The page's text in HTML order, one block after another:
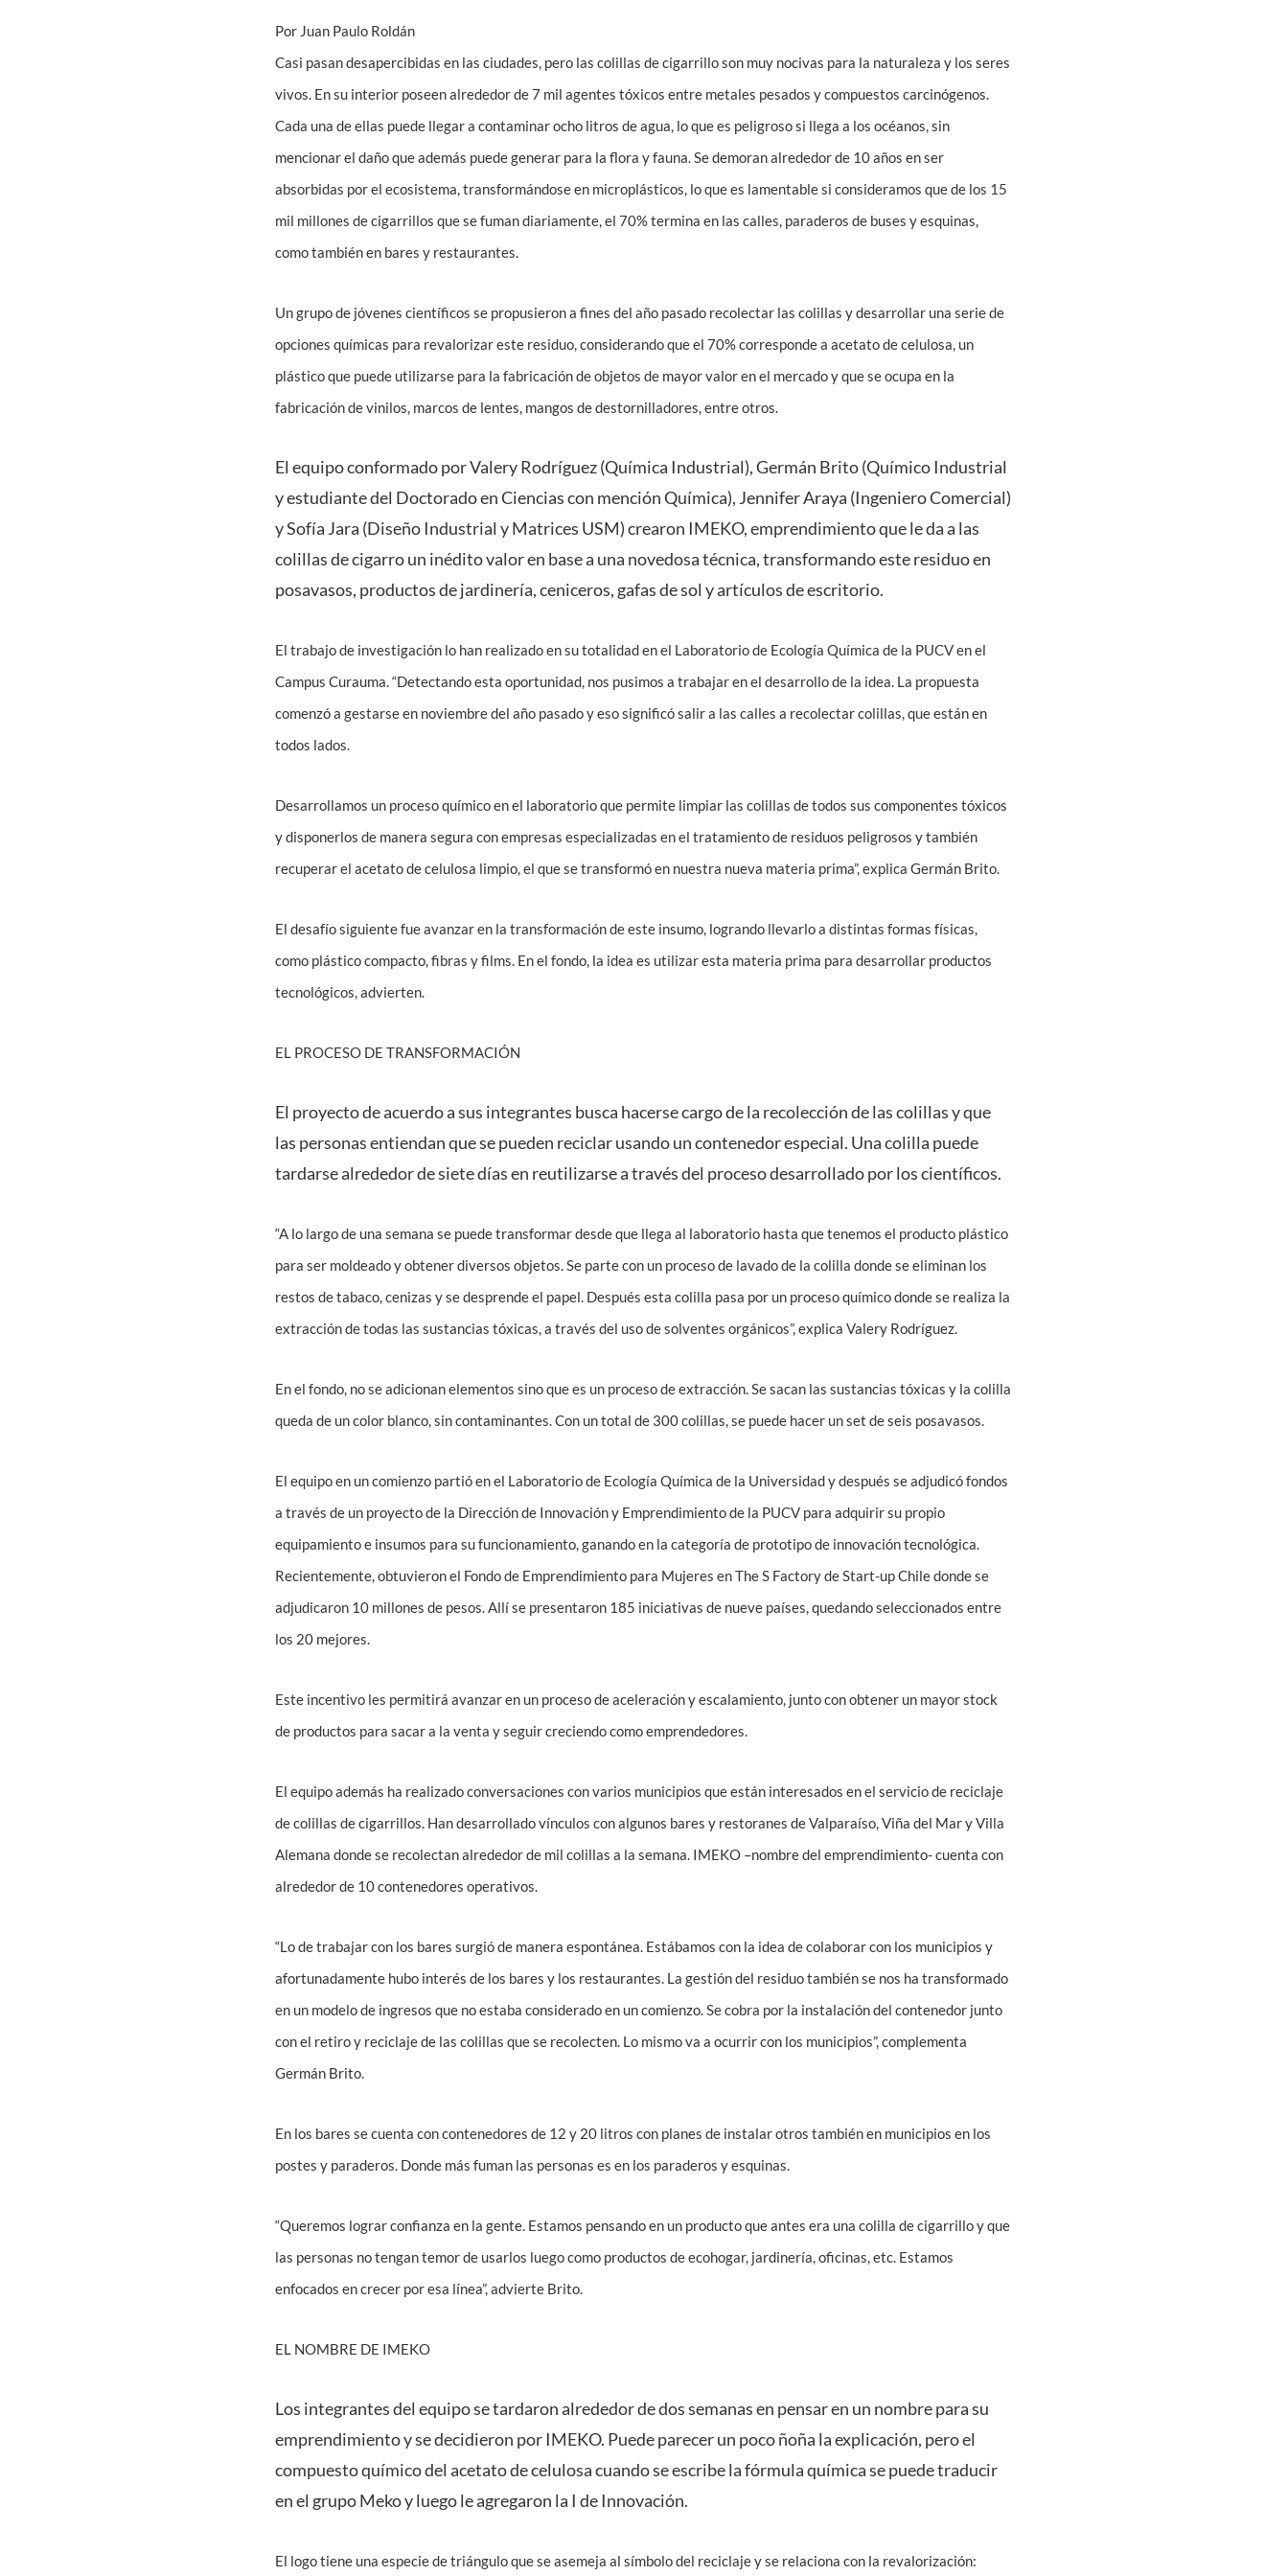
Por Juan Paulo Roldán
Casi pasan desapercibidas en las ciudades, pero las colillas de cigarrillo son muy nocivas para la naturaleza y los seres
vivos. En su interior poseen alrededor de 7 mil agentes tóxicos entre metales pesados y compuestos carcinógenos.
Cada una de ellas puede llegar a contaminar ocho litros de agua, lo que es peligroso si llega a los océanos, sin
mencionar el daño que además puede generar para la flora y fauna. Se demoran alrededor de 10 años en ser
absorbidas por el ecosistema, transformándose en microplásticos, lo que es lamentable si consideramos que de los 15
mil millones de cigarrillos que se fuman diariamente, el 70% termina en las calles, paraderos de buses y esquinas,
como también en bares y restaurantes.
Un grupo de jóvenes científicos se propusieron a fines del año pasado recolectar las colillas y desarrollar una serie de
opciones químicas para revalorizar este residuo, considerando que el 70% corresponde a acetato de celulosa, un
plástico que puede utilizarse para la fabricación de objetos de mayor valor en el mercado y que se ocupa en la
fabricación de vinilos, marcos de lentes, mangos de destornilladores, entre otros.
El equipo conformado por Valery Rodríguez (Química Industrial), Germán Brito (Químico Industrial
y estudiante del Doctorado en Ciencias con mención Química), Jennifer Araya (Ingeniero Comercial)
y Sofía Jara (Diseño Industrial y Matrices USM) crearon IMEKO, emprendimiento que le da a las
colillas de cigarro un inédito valor en base a una novedosa técnica, transformando este residuo en
posavasos, productos de jardinería, ceniceros, gafas de sol y artículos de escritorio.
El trabajo de investigación lo han realizado en su totalidad en el Laboratorio de Ecología Química de la PUCV en el
Campus Curauma. “Detectando esta oportunidad, nos pusimos a trabajar en el desarrollo de la idea. La propuesta
comenzó a gestarse en noviembre del año pasado y eso significó salir a las calles a recolectar colillas, que están en
todos lados.
Desarrollamos un proceso químico en el laboratorio que permite limpiar las colillas de todos sus componentes tóxicos
y disponerlos de manera segura con empresas especializadas en el tratamiento de residuos peligrosos y también
recuperar el acetato de celulosa limpio, el que se transformó en nuestra nueva materia prima”, explica Germán Brito.
El desafío siguiente fue avanzar en la transformación de este insumo, logrando llevarlo a distintas formas físicas,
como plástico compacto, fibras y films. En el fondo, la idea es utilizar esta materia prima para desarrollar productos
tecnológicos, advierten.
EL PROCESO DE TRANSFORMACIÓN
El proyecto de acuerdo a sus integrantes busca hacerse cargo de la recolección de las colillas y que
las personas entiendan que se pueden reciclar usando un contenedor especial. Una colilla puede
tardarse alrededor de siete días en reutilizarse a través del proceso desarrollado por los científicos.
“A lo largo de una semana se puede transformar desde que llega al laboratorio hasta que tenemos el producto plástico
para ser moldeado y obtener diversos objetos. Se parte con un proceso de lavado de la colilla donde se eliminan los
restos de tabaco, cenizas y se desprende el papel. Después esta colilla pasa por un proceso químico donde se realiza la
extracción de todas las sustancias tóxicas, a través del uso de solventes orgánicos”, explica Valery Rodríguez.
En el fondo, no se adicionan elementos sino que es un proceso de extracción. Se sacan las sustancias tóxicas y la colilla
queda de un color blanco, sin contaminantes. Con un total de 300 colillas, se puede hacer un set de seis posavasos.
El equipo en un comienzo partió en el Laboratorio de Ecología Química de la Universidad y después se adjudicó fondos
a través de un proyecto de la Dirección de Innovación y Emprendimiento de la PUCV para adquirir su propio
equipamiento e insumos para su funcionamiento, ganando en la categoría de prototipo de innovación tecnológica.
Recientemente, obtuvieron el Fondo de Emprendimiento para Mujeres en The S Factory de Start-up Chile donde se
adjudicaron 10 millones de pesos. Allí se presentaron 185 iniciativas de nueve países, quedando seleccionados entre
los 20 mejores.
Este incentivo les permitirá avanzar en un proceso de aceleración y escalamiento, junto con obtener un mayor stock
de productos para sacar a la venta y seguir creciendo como emprendedores.
El equipo además ha realizado conversaciones con varios municipios que están interesados en el servicio de reciclaje
de colillas de cigarrillos. Han desarrollado vínculos con algunos bares y restoranes de Valparaíso, Viña del Mar y Villa
Alemana donde se recolectan alrededor de mil colillas a la semana. IMEKO –nombre del emprendimiento- cuenta con
alrededor de 10 contenedores operativos.
“Lo de trabajar con los bares surgió de manera espontánea. Estábamos con la idea de colaborar con los municipios y
afortunadamente hubo interés de los bares y los restaurantes. La gestión del residuo también se nos ha transformado
en un modelo de ingresos que no estaba considerado en un comienzo. Se cobra por la instalación del contenedor junto
con el retiro y reciclaje de las colillas que se recolecten. Lo mismo va a ocurrir con los municipios”, complementa
Germán Brito.
En los bares se cuenta con contenedores de 12 y 20 litros con planes de instalar otros también en municipios en los
postes y paraderos. Donde más fuman las personas es en los paraderos y esquinas.
“Queremos lograr confianza en la gente. Estamos pensando en un producto que antes era una colilla de cigarrillo y que
las personas no tengan temor de usarlos luego como productos de ecohogar, jardinería, oficinas, etc. Estamos
enfocados en crecer por esa línea”, advierte Brito.
EL NOMBRE DE IMEKO
Los integrantes del equipo se tardaron alrededor de dos semanas en pensar en un nombre para su
emprendimiento y se decidieron por IMEKO. Puede parecer un poco ñoña la explicación, pero el
compuesto químico del acetato de celulosa cuando se escribe la fórmula química se puede traducir
en el grupo Meko y luego le agregaron la I de Innovación.
El logo tiene una especie de triángulo que se asemeja al símbolo del reciclaje y se relaciona con la revalorización: